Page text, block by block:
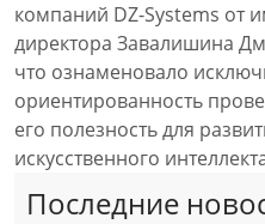
компаний DZ-Systems от
директора Завалишина
что ознаменовало
ориентированность
его полезность для
искусственного
Последние